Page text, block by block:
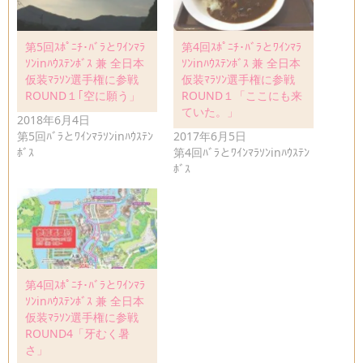
第5回ｽﾎﾟﾆﾁ･ﾊﾞﾗとﾜｲﾝﾏﾗ
ｿﾝinﾊｳｽﾃﾝﾎﾞｽ 兼 全日本
仮装ﾏﾗｿﾝ選手権に参戦
ROUND１｢空に願う」
2018年6月4日
第5回ﾊﾞﾗとﾜｲﾝﾏﾗｿﾝinﾊｳｽﾃﾝ
ﾎﾞｽ
第4回ｽﾎﾟﾆﾁ･ﾊﾞﾗとﾜｲﾝﾏﾗ
ｿﾝinﾊｳｽﾃﾝﾎﾞｽ 兼 全日本
仮装ﾏﾗｿﾝ選手権に参戦
ROUND１「ここにも来
ていた。」
2017年6月5日
第4回ﾊﾞﾗとﾜｲﾝﾏﾗｿﾝinﾊｳｽﾃﾝ
ﾎﾞｽ
第4回ｽﾎﾟﾆﾁ･ﾊﾞﾗとﾜｲﾝﾏﾗ
ｿﾝinﾊｳｽﾃﾝﾎﾞｽ 兼 全日本
仮装ﾏﾗｿﾝ選手権に参戦
ROUND4「牙むく暑
さ」